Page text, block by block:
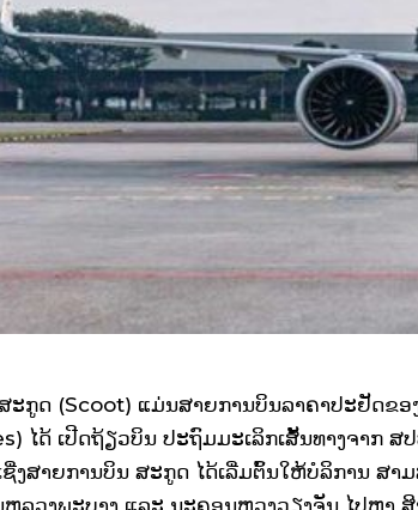
ະກູດ (Scoot) ແມ່ນສາຍການບິນລາຄາປະຢັດຂ
ໄດ້ ເປີດຖ້ຽວບິນ ປະຖົມມະເລິກເສັ້ນທາງຈາກ ສ
ຊີ່ງສາຍການບິນ ສະກູດ ໄດ້ເລີ່ມຕົ້ນໃຫ້ບໍລິການ ສາ
ລວງພະບາງ ແລະ ນະຄອນຫຼວງວຽງຈັນ ໄປຫາ